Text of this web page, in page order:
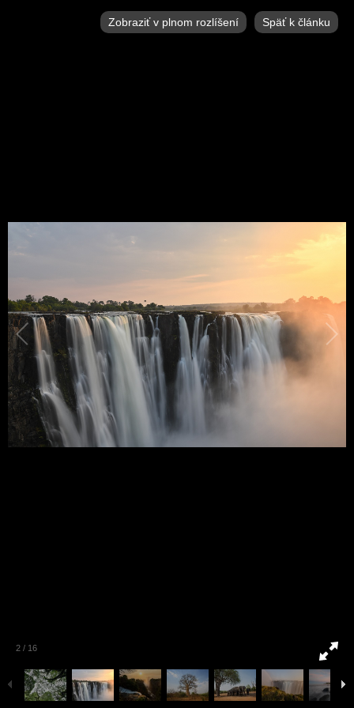
2 / 16
Zobraziť v plnom rozlíšení Späť k článku